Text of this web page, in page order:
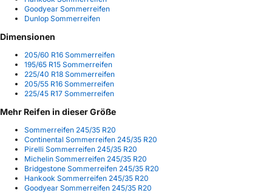
Goodyear Sommerreifen
Dunlop Sommerreifen
Dimensionen
205/60 R16 Sommerreifen
195/65 R15 Sommerreifen
225/40 R18 Sommerreifen
205/55 R16 Sommerreifen
225/45 R17 Sommerreifen
Mehr Reifen in dieser Größe
Sommerreifen 245/35 R20
Continental Sommerreifen 245/35 R20
Pirelli Sommerreifen 245/35 R20
Michelin Sommerreifen 245/35 R20
Bridgestone Sommerreifen 245/35 R20
Hankook Sommerreifen 245/35 R20
Goodyear Sommerreifen 245/35 R20